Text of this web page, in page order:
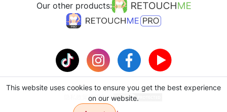
使用条款
Our other products:
This website uses cookies to ensure you get the best experience
on our website.